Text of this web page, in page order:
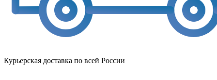
Курьерская доставка по всей России